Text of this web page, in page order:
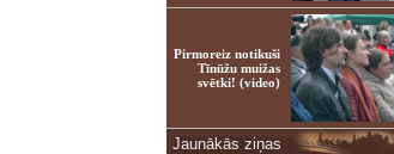
Pirmoreiz notikuši
Tīnūžu muižas
svētki! (video)
Jaunākās ziņas